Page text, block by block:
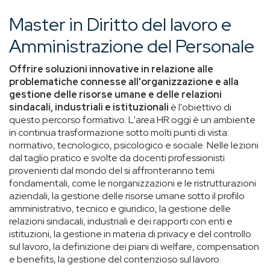
Master in Diritto del lavoro e
Amministrazione del Personale
Offrire soluzioni innovative in relazione alle
problematiche connesse all'organizzazione e alla
gestione delle risorse umane e delle relazioni
sindacali, industriali e istituzionali è l'obiettivo di
questo percorso formativo. L'area HR oggi è un ambiente
in continua trasformazione sotto molti punti di vista:
normativo, tecnologico, psicologico e sociale. Nelle lezioni
dal taglio pratico e svolte da docenti professionisti
provenienti dal mondo del si affronteranno temi
fondamentali, come le riorganizzazioni e le ristrutturazioni
aziendali, la gestione delle risorse umane sotto il profilo
amministrativo, tecnico e giuridico, la gestione delle
relazioni sindacali, industriali e dei rapporti con enti e
istituzioni, la gestione in materia di privacy e del controllo
sul lavoro, la definizione dei piani di welfare, compensation
e benefits, la gestione del contenzioso sul lavoro.